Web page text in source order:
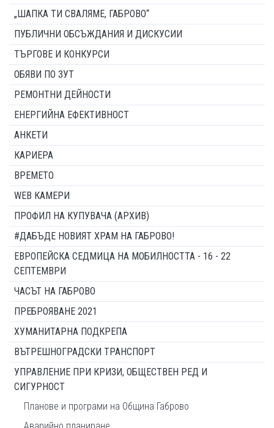
„ШАПКА ТИ СВАЛЯМЕ, ГАБРОВО“
ПУБЛИЧНИ ОБСЪЖДАНИЯ И ДИСКУСИИ
ТЪРГОВЕ И КОНКУРСИ
ОБЯВИ ПО ЗУТ
РЕМОНТНИ ДЕЙНОСТИ
ЕНЕРГИЙНА ЕФЕКТИВНОСТ
АНКЕТИ
КАРИЕРА
ВРЕМЕТО
WEB КАМЕРИ
ПРОФИЛ НА КУПУВАЧА (АРХИВ)
#ДАБЪДЕ НОВИЯТ ХРАМ НА ГАБРОВО!
ЕВРОПЕЙСКА СЕДМИЦА НА МОБИЛНОСТТА - 16 - 22
СЕПТЕМВРИ
ЧАСЪТ НА ГАБРОВО
ПРЕБРОЯВАНЕ 2021
ХУМАНИТАРНА ПОДКРЕПА
ВЪТРЕШНОГРАДСКИ ТРАНСПОРТ
УПРАВЛЕНИЕ ПРИ КРИЗИ, ОБЩЕСТВЕН РЕД И
СИГУРНОСТ
Планове и програми на Община Габрово